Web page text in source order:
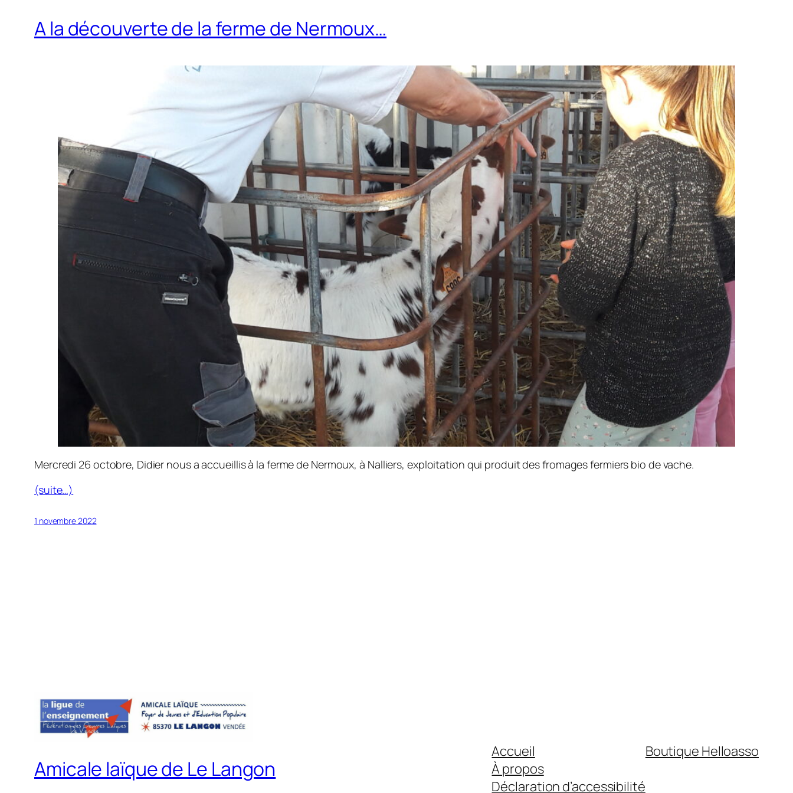
A la découverte de la ferme de Nermoux…
Mercredi 26 octobre, Didier nous a accueillis à la ferme de Nermoux, à Nalliers, exploitation qui produit des fromages fermiers bio de vache.
(suite…)
1 novembre 2022
Amicale laïque de Le Langon
Accueil
À propos
Déclaration d’accessibilité
Boutique Helloasso